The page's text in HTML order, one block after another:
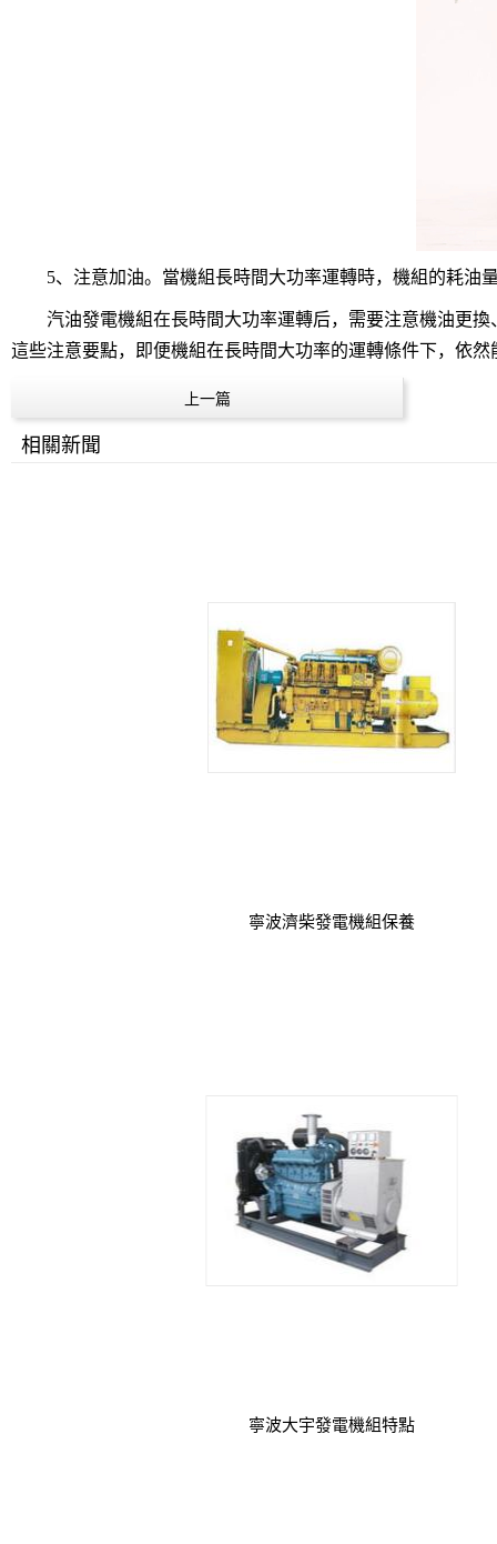
5、注意加油。當機組長時間大功率運轉時，機組的耗油
汽油發電機組在長時間大功率運轉后，需要注意機油更換
這些注意要點，即便機組在長時間大功率的運轉條件下，依
上一篇
相關新聞
寧波濟柴發電機組保養
寧波大宇發電機組特點